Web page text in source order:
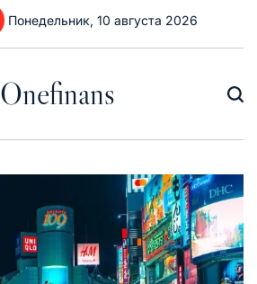
Понедельник, 10 августа 2026
Onefinans